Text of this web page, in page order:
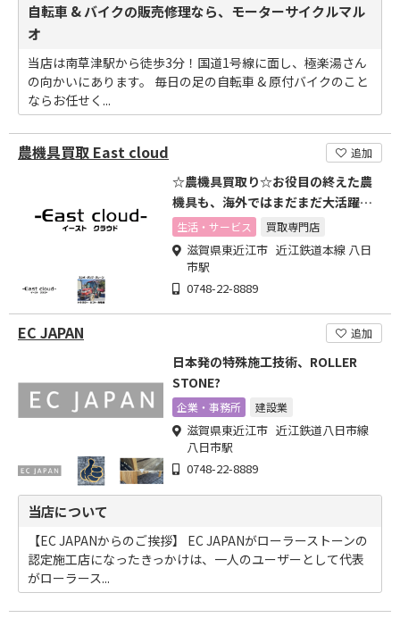
自転車 & バイクの販売修理なら、モーターサイクルマル
オ
当店は南草津駅から徒歩3分！国道1号線に面し、極楽湯さん
の向かいにあります。 毎日の足の自転車 & 原付バイクのこと
ならお任せく...
農機具買取 East cloud 追加
☆農機具買取り☆お役目の終えた農
機具も、海外ではまだまだ大活躍し
ます!
生活・サービス 買取専門店
滋賀県東近江市 近江鉄道本線 八日
市駅
0748-22-8889
EC JAPAN 追加
日本発の特殊施工技術、ROLLER
STONE?
企業・事務所 建設業
滋賀県東近江市 近江鉄道八日市線
八日市駅
0748-22-8889
当店について
【EC JAPANからのご挨拶】 EC JAPANがローラーストーンの
認定施工店になったきっかけは、一人のユーザーとして代表
がローラース...